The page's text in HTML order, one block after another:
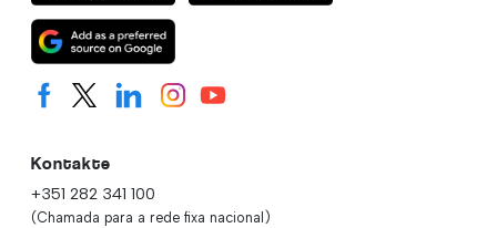
Kontakte
+351 282 341 100
(Chamada para a rede fixa nacional)